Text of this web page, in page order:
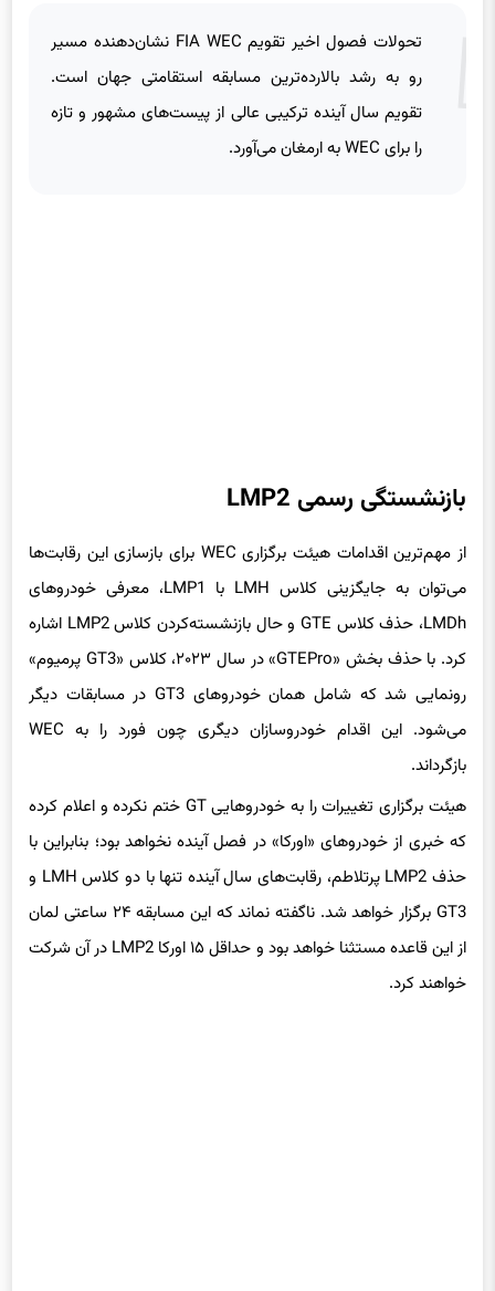
تحولات فصول اخیر تقویم FIA WEC نشان‌دهنده مسیر
رو به رشد بالارده‌ترین مسابقه استقامتی جهان است.
تقویم سال آینده ترکیبی عالی از پیست‌های مشهور و تازه
را برای WEC به ارمغان می‌آورد.
بازنشستگی رسمی LMP2
از مهم‌ترین اقدامات هیئت برگزاری WEC برای بازسازی این رقابت‌ها
می‌توان به جایگزینی کلاس LMH با LMP1، معرفی خودروهای
LMDh، حذف کلاس GTE و حال بازنشسته‌کردن کلاس LMP2 اشاره
کرد. با حذف بخش «GTEPro» در سال ۲۰۲۳، کلاس «GT3 پرمیوم»
رونمایی شد که شامل همان خودروهای GT3 در مسابقات دیگر
می‌شود. این اقدام خودروسازان دیگری چون فورد را به WEC
بازگرداند.
هیئت برگزاری تغییرات را به خودروهایی GT ختم نکرده و اعلام کرده
که خبری از خودروهای «اورکا» در فصل آینده نخواهد بود؛ بنابراین با
حذف LMP2 پرتلاطم، رقابت‌های سال آینده تنها با دو کلاس LMH و
GT3 برگزار خواهد شد. ناگفته نماند که این مسابقه ۲۴ ساعتی لمان
از این قاعده مستثنا خواهد بود و حداقل ۱۵ اورکا LMP2 در آن شرکت
خواهند کرد.